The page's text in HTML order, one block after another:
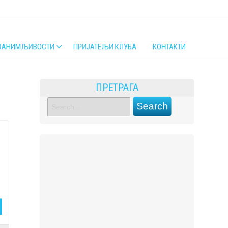
ПРИЈАТЕЉИ КЛУБА КОНТАКТИ
ПРЕТРАГА